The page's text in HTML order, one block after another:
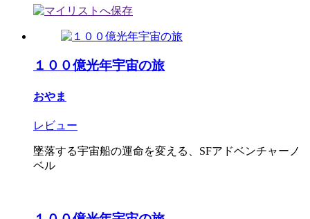
１００億光年宇宙の旅
おやま
レビュー
墜落する宇宙船の運命を変える、SFアドベンチャーノ
ベル